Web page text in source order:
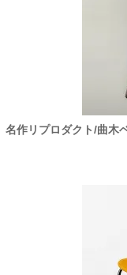
名作リプロダクト/曲木